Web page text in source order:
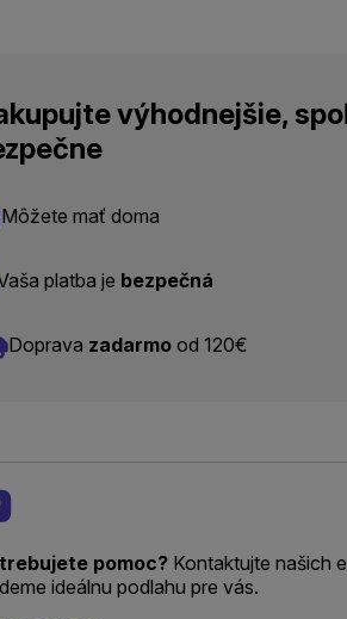
výhodnejšie,
Môžete mať doma
platba je bezpečná
Doprava zadarmo od 120€
pomoc? Kontaktujte našich
ideálnu podlahu pre vás.